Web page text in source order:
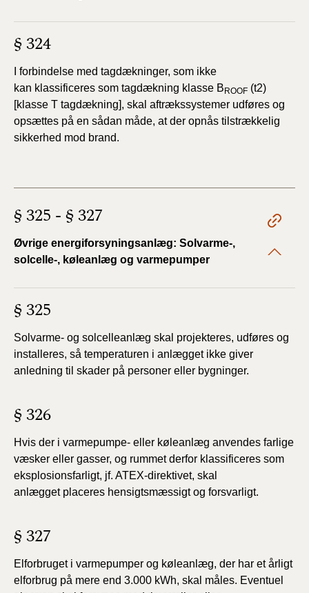
§ 324
I forbindelse med tagdækninger, som ikke
kan klassificeres som tagdækning klasse B ROOF (t2)
[klasse T tagdækning], skal aftrækssystemer udføres og
opsættes på en sådan måde, at der opnås tilstrækkelig
sikkerhed mod brand.
§ 325 - § 327
Øvrige energiforsyningsanlæg: Solvarme-,
solcelle-, køleanlæg og varmepumper
§ 325
Solvarme- og solcelleanlæg skal projekteres, udføres og
installeres, så temperaturen i anlægget ikke giver
anledning til skader på personer eller bygninger.
§ 326
Hvis der i varmepumpe- eller køleanlæg anvendes farlige
væsker eller gasser, og rummet derfor klassificeres som
eksplosionsfarligt, jf. ATEX-direktivet, skal
anlægget placeres hensigtsmæssigt og forsvarligt.
§ 327
Elforbruget i varmepumper og køleanlæg, der har et årligt
elforbrug på mere end 3.000 kWh, skal måles. Eventuel